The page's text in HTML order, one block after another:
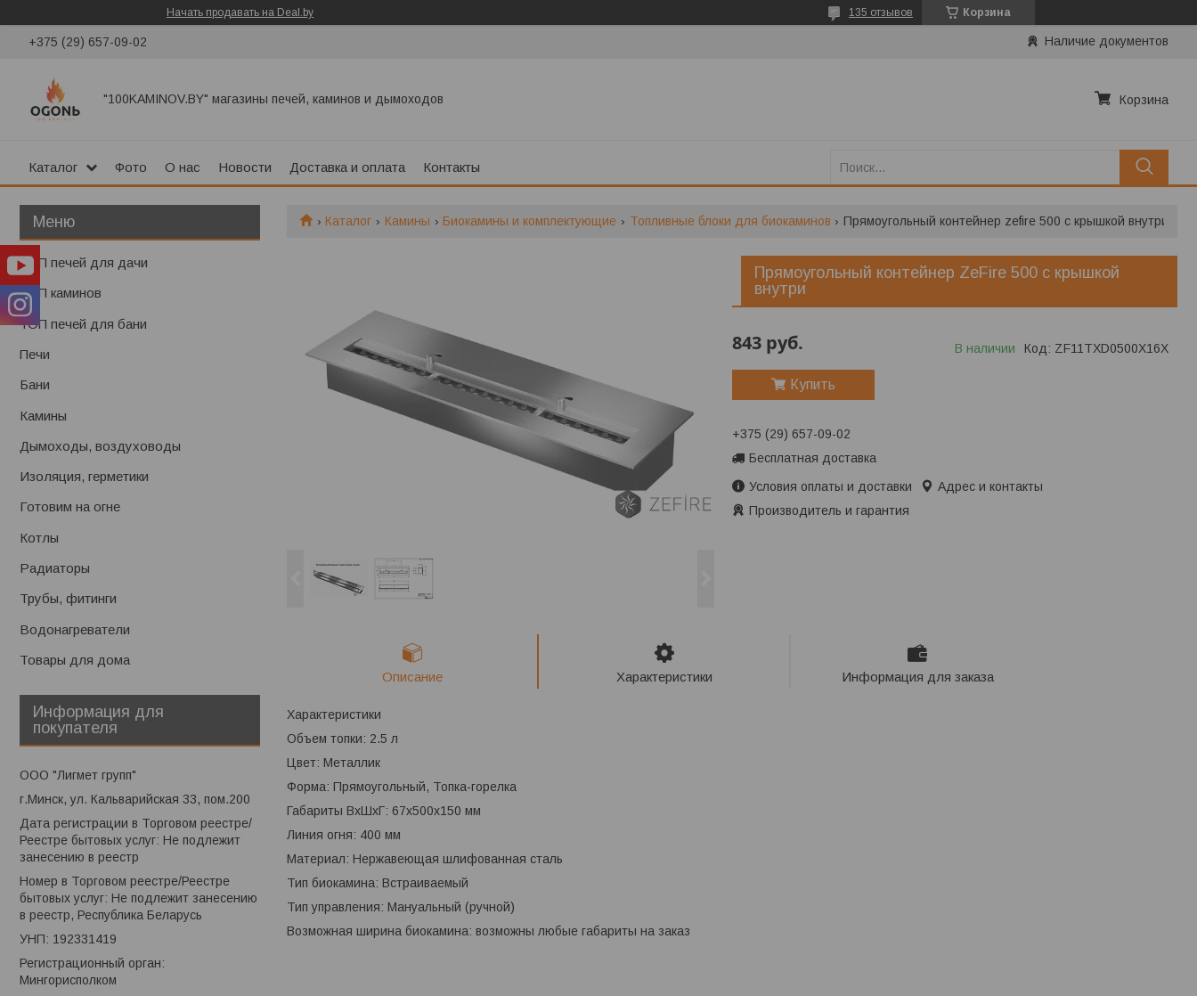
Начать продавать на Deal.by Корзина
135 отзывов
+375 (29) 657-09-02 Наличие документов
"100KAMINOV.BY" магазины печей, каминов и дымоходов Корзина
Каталог Фото О нас Новости Доставка и оплата Контакты
Каталог Камины Биокамины и комплектующие Топливные блоки для биокаминов Прямоугольный контейнер zefire 500 с крышкой внутри
Прямоугольный контейнер ZeFire 500 с крышкой
внутри
843 руб. В наличии Код: ZF11TXD0500X16X
Купить
+375 (29) 657-09-02
Бесплатная доставка
Условия оплаты и доставки
Адрес и контакты
Производитель и гарантия
Описание Характеристики Информация для заказа
Характеристики
Объем топки: 2.5 л
Цвет: Металлик
Форма: Прямоугольный, Топка-горелка
Габариты ВхШхГ: 67х500х150 мм
Линия огня: 400 мм
Материал: Нержавеющая шлифованная сталь
Тип биокамина: Встраиваемый
Тип управления: Мануальный (ручной)
Возможная ширина биокамина: возможны любые габариты на заказ
ТОП печей для дачи
ТОП каминов
ТОП печей для бани
Печи
Бани
Камины
Дымоходы, воздуховоды
Изоляция, герметики
Готовим на огне
Котлы
Радиаторы
Трубы, фитинги
Водонагреватели
Товары для дома
Информация для
покупателя
ООО "Лигмет групп"
г.Минск, ул. Кальварийская 33, пом.200
Дата регистрации в Торговом реестре/
Реестре бытовых услуг: Не подлежит
занесению в реестр
Номер в Торговом реестре/Реестре
бытовых услуг: Не подлежит занесению
в реестр, Республика Беларусь
УНП: 192331419
Регистрационный орган:
Мингорисполком